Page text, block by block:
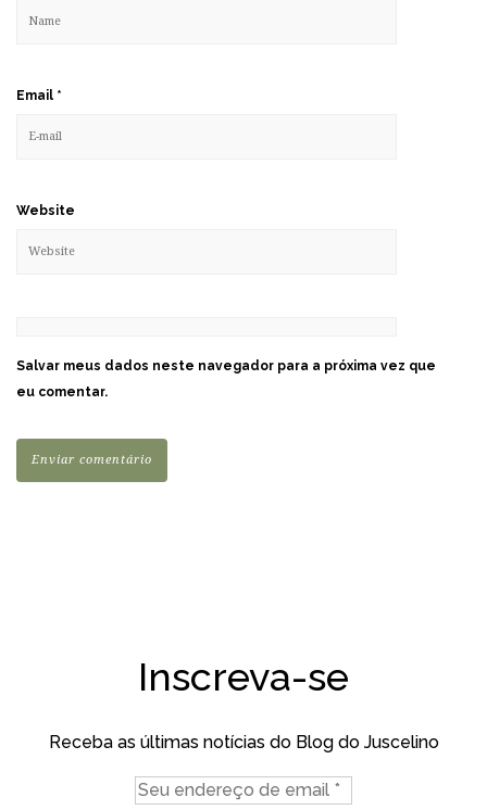
Email *
Website
Salvar meus dados neste navegador para a próxima vez que
eu comentar.
Inscreva-se
Receba as últimas notícias do Blog do Juscelino